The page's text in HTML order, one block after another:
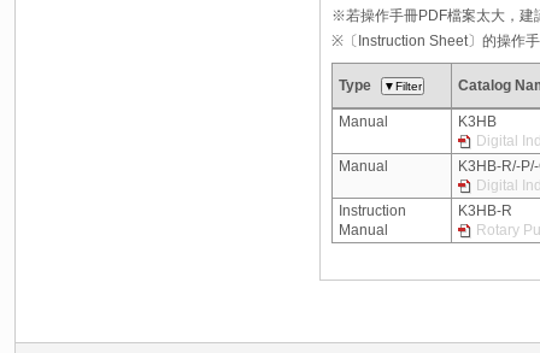
※若操作手冊PDF檔案太大，建
※〔Instruction Sheet〕的操作
Type Catalog
Manual
K3HB
Digital
Manual
K3HB-R/-
Digital
Instruction
Manual
K3HB-R
Rotary